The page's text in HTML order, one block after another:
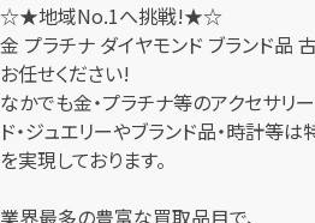
☆★地域No.1へ挑戦!★☆
金 プラチナ ダイヤモンド ブランド品
お任せください!
なかでも金・プラチナ等のアクセサリ
ド・ジュエリーやブランド品・時計等
を実現しております。